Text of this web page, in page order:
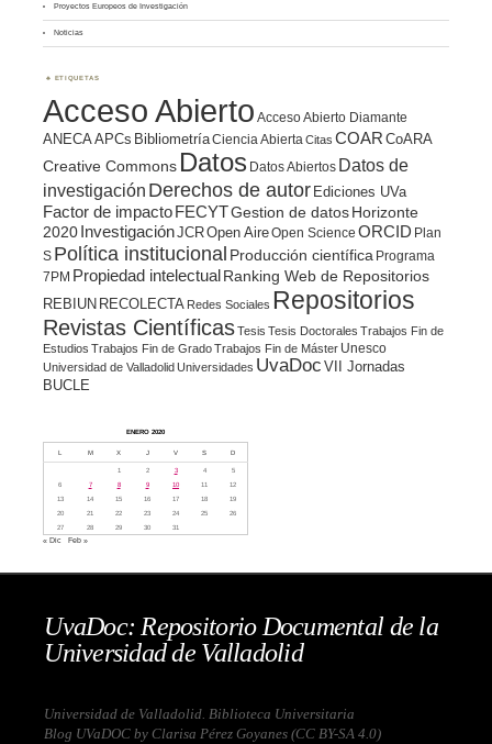
Proyectos Europeos de Investigación
Noticias
ETIQUETAS
Acceso Abierto Acceso Abierto Diamante
ANECAAPCs BibliometríaCiencia Abierta Citas COAR CoARA
Creative Commons Datos Datos Abiertos Datos de
investigación Derechos de autor Ediciones UVa
Factor de impacto FECYTGestion de datosHorizonte
2020 InvestigaciónJCROpen AireOpen Science ORCID Plan
S Política institucional Producción científica Programa
7PM Propiedad intelectualRanking Web de Repositorios
REBIUN RECOLECTA Redes Sociales Repositorios
Revistas CientíficasTesis Tesis Doctorales Trabajos Fin de
Estudios Trabajos Fin de GradoTrabajos Fin de Máster Unesco
Universidad de Valladolid Universidades UvaDoc VII Jornadas
BUCLE
ENERO 2020
L M X J V S D
1 2 3 4
5
6
7 8 9 10 11
12
13
14 15 16 17 18
19
20
21 22 23 24 25
26
27
28 29 30 31
« Dic Feb »
UvaDoc: Repositorio Documental de la
Universidad de Valladolid
Universidad de Valladolid. Biblioteca Universitaria
Blog UVaDOC by Clarisa Pérez Goyanes (CC BY-SA 4.0)